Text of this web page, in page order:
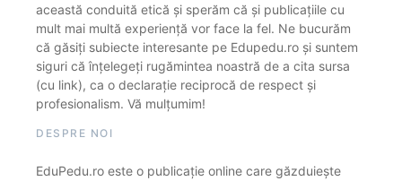
această conduită etică și sperăm că și publicațiile cu
mult mai multă experiență vor face la fel. Ne bucurăm
că găsiți subiecte interesante pe Edupedu.ro și suntem
siguri că înțelegeți rugămintea noastră de a cita sursa
(cu link), ca o declarație reciprocă de respect și
profesionalism. Vă mulțumim!
DESPRE NOI
EduPedu.ro este o publicație online care găzduiește